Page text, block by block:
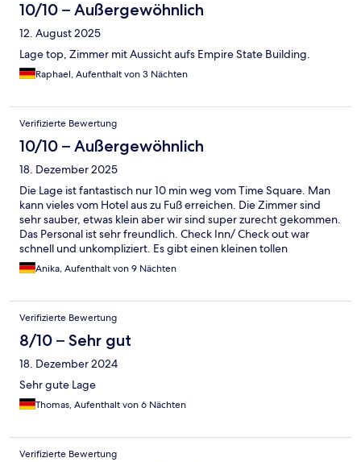
10/10 – Außergewöhnlich
12. August 2025
Lage top, Zimmer mit Aussicht aufs Empire State Building.
Raphael, Aufenthalt von 3 Nächten
Verifizierte Bewertung
10/10 – Außergewöhnlich
18. Dezember 2025
Die Lage ist fantastisch nur 10 min weg vom Time Square. Man
kann vieles vom Hotel aus zu Fuß erreichen. Die Zimmer sind
sehr sauber, etwas klein aber wir sind super zurecht gekommen.
Das Personal ist sehr freundlich. Check Inn/ Check out war
schnell und unkompliziert. Es gibt einen kleinen tollen
Supermarkt um die Ecke. Der Busbahnhof und der Subway sind
gleich in der Nähe. Wir würden das Hotel jederzeit wieder
Anika, Aufenthalt von 9 Nächten
Verifizierte Bewertung
8/10 – Sehr gut
18. Dezember 2024
Sehr gute Lage
Thomas, Aufenthalt von 6 Nächten
Verifizierte Bewertung